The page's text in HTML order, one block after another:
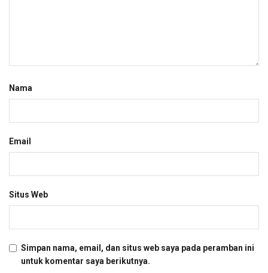
Nama
Email
Situs Web
Simpan nama, email, dan situs web saya pada peramban ini
untuk komentar saya berikutnya.